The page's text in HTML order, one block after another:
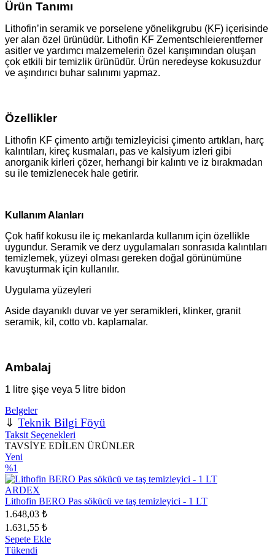
Ürün Tanımı
Lithofin’in seramik ve porselene yönelikgrubu (KF) içerisinde
yer alan özel ürünüdür. Lithofin KF Zementschleierentferner
asitler ve yardımcı malzemelerin özel karışımından oluşan
çok etkili bir temizlik ürünüdür. Ürün neredeyse kokusuzdur
ve aşındırıcı buhar salınımı yapmaz.
Özellikler
Lithofin KF çimento artığı temizleyicisi çimento artıkları, harç
kalıntıları, kireç kusmaları, pas ve kalsiyum izleri gibi
anorganik kirleri çözer, herhangi bir kalıntı ve iz bırakmadan
su ile temizlenecek hale getirir.
Kullanım Alanları
Çok hafif kokusu ile iç mekanlarda kullanım için özellikle
uygundur. Seramik ve derz uygulamaları sonrasıda kalıntıları
temizlemek, yüzeyi olması gereken doğal görünümüne
kavuşturmak için kullanılır.
Uygulama yüzeyleri
Aside dayanıklı duvar ve yer seramikleri, klinker, granit
seramik, kil, cotto vb. kaplamalar.
Ambalaj
1 litre şişe veya 5 litre bidon
Belgeler
⇓ Teknik Bilgi Föyü
Taksit Seçenekleri
TAVSİYE EDİLEN ÜRÜNLER
Yeni
%1
ARDEX
Lithofin BERO Pas sökücü ve taş temizleyici - 1 LT
1.648,03 ₺
1.631,55 ₺
Sepete Ekle
Tükendi